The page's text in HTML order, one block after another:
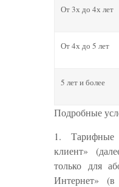
От 3х до 4х лет
От 4х до 5 лет
5 лет и более
Подробные
1. Тарифные
клиент»
только для
Интернет»